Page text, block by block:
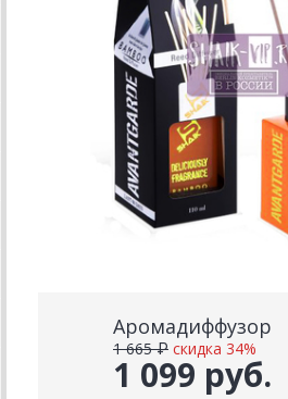
Аромадиффузор
1 099 руб.
1 665 ₽ скидка 34%